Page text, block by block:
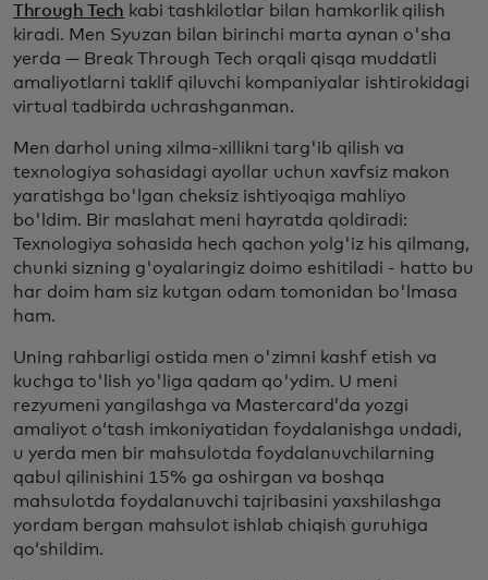
Through Tech kabi tashkilotlar bilan hamkorlik qilish
kiradi. Men Syuzan bilan birinchi marta aynan o'sha
yerda — Break Through Tech orqali qisqa muddatli
amaliyotlarni taklif qiluvchi kompaniyalar ishtirokidagi
virtual tadbirda uchrashganman.
Men darhol uning xilma-xillikni targ'ib qilish va
texnologiya sohasidagi ayollar uchun xavfsiz makon
yaratishga bo'lgan cheksiz ishtiyoqiga mahliyo
bo'ldim. Bir maslahat meni hayratda qoldiradi:
Texnologiya sohasida hech qachon yolg'iz his qilmang,
chunki sizning g'oyalaringiz doimo eshitiladi - hatto bu
har doim ham siz kutgan odam tomonidan bo'lmasa
ham.
Uning rahbarligi ostida men o'zimni kashf etish va
kuchga to'lish yo'liga qadam qo'ydim. U meni
rezyumeni yangilashga va Mastercard’da yozgi
amaliyot o‘tash imkoniyatidan foydalanishga undadi,
u yerda men bir mahsulotda foydalanuvchilarning
qabul qilinishini 15% ga oshirgan va boshqa
mahsulotda foydalanuvchi tajribasini yaxshilashga
yordam bergan mahsulot ishlab chiqish guruhiga
qo‘shildim.